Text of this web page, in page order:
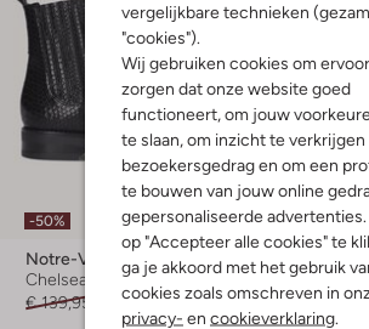
vergelijkbare technieken
"cookies").
Wij gebruiken cookies om
zorgen dat onze website goed
functioneert, om jouw
te slaan, om inzicht te verkrijgen
bezoekersgedrag en om een
te bouwen van jouw online
gepersonaliseerde
op "Accepteer alle cookies" te
ga je akkoord met het gebruik
cookies zoals omschreven in
privacy- en cookieverklaring.
-50%
Notre-V
Chelsea boots
€ 139,95
€ 69,99
-50%
Notre-V
Chelsea
€ 139,95